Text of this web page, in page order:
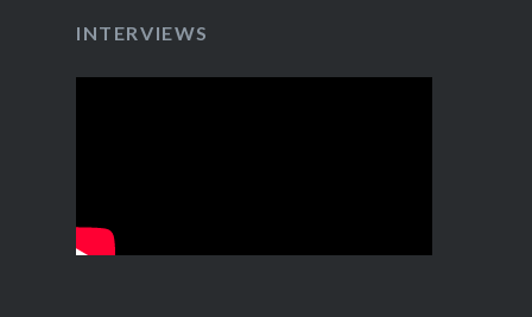
INTERVIEWS